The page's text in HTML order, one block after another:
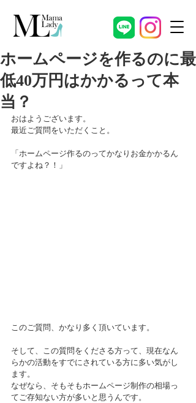
ホームページを作るのに最
低40万円はかかるって本
当？
おはようございます。
最近ご質問をいただくこと。
「ホームページ作るのってかなりお金かかるん
ですよね？！」
このご質問、かなり多く頂いています。
そして、この質問をくださる方って、現在なん
らかの活動をすでにされている方に多い気がし
ます。
なぜなら、そもそもホームページ制作の相場っ
てご存知ない方が多いと思うんです。